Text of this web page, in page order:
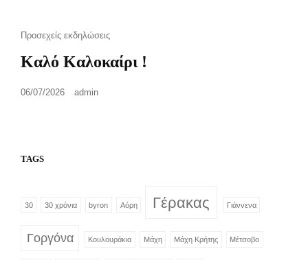
Cat
Προσεχείς εκδηλώσεις
Καλό Καλοκαίρι !
Posted
06/07/2026 admin
TAGS
30 30 χρόνια byron Αόρη Γέρακας Γιάννενα
Γοργόνα Κουλουράκια Μάχη Μάχη Κρήτης Μέτσοβο